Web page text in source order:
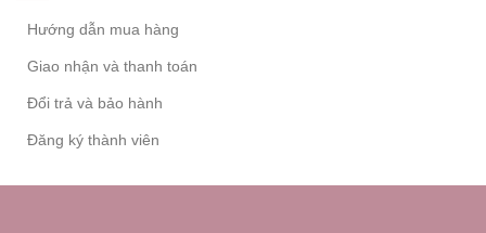
Hướng dẫn mua hàng
Giao nhận và thanh toán
Đổi trả và bảo hành
Đăng ký thành viên